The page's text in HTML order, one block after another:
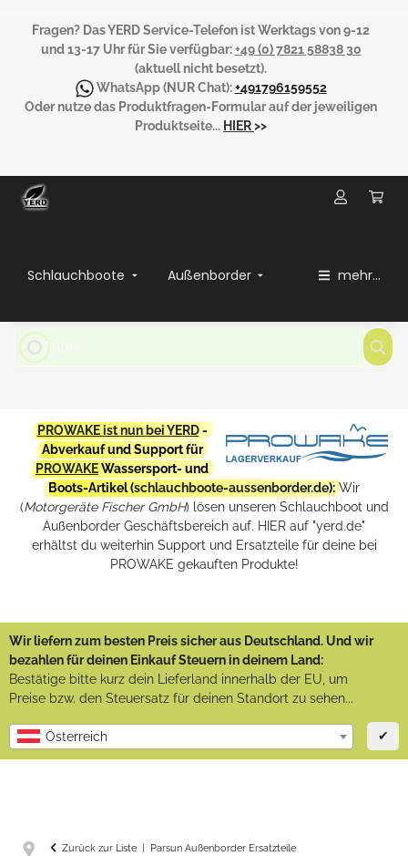
Fragen? Das YERD Service-Telefon ist Werktags von 9-12
und 13-17 Uhr für Sie verfügbar:+49 (0) 7821 58838 30
(aktuell nicht besetzt).
WhatsApp(NUR Chat):+491796159552
Oder nutze das Produktfragen-Formular auf der jeweiligen
Produktseite... HIER>>
Schlauchboote Außenborder mehr...
PROWAKE ist nun bei YERD-
Abverkauf und Support für
PROWAKEWassersport- und
Boots-Artikel (schlauchboote-aussenborder.de): Wir
(Motorgeräte Fischer GmbH) lösen unseren Schlauchboot und
Außenborder Geschäftsbereich auf. HIER auf "yerd.de"
erhältst du weiterhin Support und Ersatzteile für deine bei
PROWAKE gekauften Produkte!
Wir liefern zum besten Preis sicher aus Deutschland. Und wir
bezahlen für deinen Einkauf Steuern in deinem Land:
Bestätige bitte kurz dein Lieferland innerhalb der EU, um
Preise bzw. den Steuersatz für deinen Standort zu sehen...
Österreich ✔
Zurück zur Liste Parsun Außenborder Ersatzteile